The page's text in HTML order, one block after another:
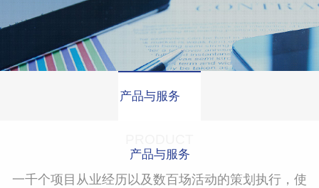
-> 新闻动态
-> 联系我们
产品与服务
产品与服务
一千个项目从业经历以及数百场活动的策划执行，使